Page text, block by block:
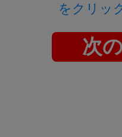
をクリッ
次